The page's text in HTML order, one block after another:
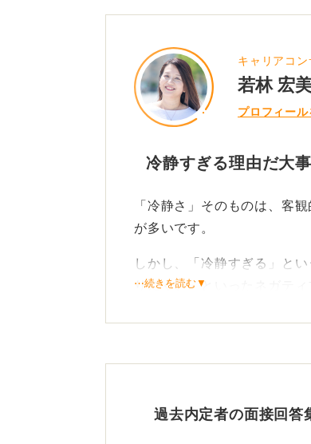
キャリアコ
若林 宏
プロフィール
冷静すぎる理由だ大
「冷静さ」そのものは、客
が多いです。
しかし、「冷静すぎる」と
りにくい」といったネガテ
的なエピソードをふり返っ
自分の印象を客観的に
⋯続きを読む▼
過去内定者の面接回答